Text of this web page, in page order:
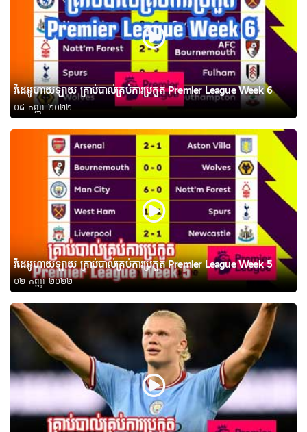
វីដេអូហាយឡាយ គ្រាប់បាល់គ្រប់ការប្រកួត Premier League Week 6
០៨-កញ្ញា-២០២២
វីដេអូហាយឡាយ គ្រាប់បាល់គ្រប់ការប្រកួត Premier League Week 5
០២-កញ្ញា-២០២២